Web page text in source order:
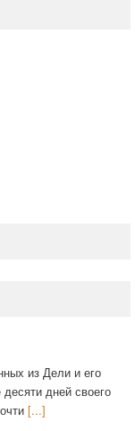
из Дели и его
дней своего
[...]